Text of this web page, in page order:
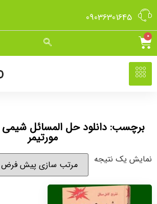
09036301645
0
مورتیمر
نمایش یک نتیجه